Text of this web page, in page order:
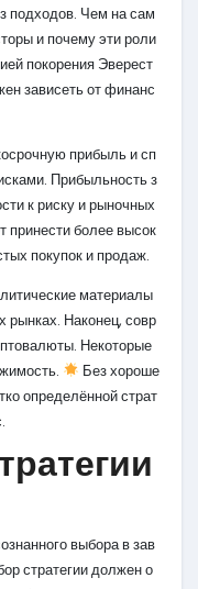
подходов. Чем на сам
и почему эти роли
покорения Эверест
зависеть от финанс
прибыль и сп
Прибыльность з
к риску и рыночных
принести более высок
покупок и продаж.
материалы
рынках. Наконец, совр
Некоторые
Без хороше
определённой страт
выбора в зав
стратегии должен о